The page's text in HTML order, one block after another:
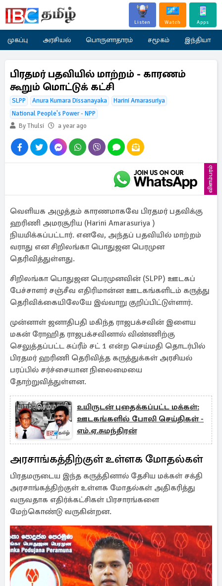
Listen Watch Apps
முகப்பு அரசியல் பொருளாதாரம் சமூகம் இந்தியா
பிரதமர் பதவியில் மாற்றம் - காரணம்
கூறும் மொட்டுக் கட்சி
SLPP Anura Kumara Dissanayaka
Harini Amarasuriya
National People's Power - NPP
By Thulsi
a year ago
விளம்பரம்
வெளியக அழுத்தம் காரணமாகவே பிரதமர் பதவிக்கு
ஹரிணி அமரசூரிய (Harini Amarasuriya )
நியமிக்கப்பட்டார். எனவே, அந்தப் பதவியில் மாற்றம்
வராது என சிறிலங்கா பொதுஜன பெரமுன
தெரிவித்துள்ளது.
சிறிலங்கா பொதுஜன பெரமுனவின் (SLPP) ஊடகப்
பேச்சாளர் சஞ்சீவ எதிரிமான்ன ஊடகங்களிடம் கருத்து
தெரிவிக்கையிலேயே இவ்வாறு குறிப்பிட்டுள்ளார்.
முன்னாள் ஜனாதிபதி மகிந்த ராஜபக்சவின் இளைய
மகன் ரோஹித ராஜபக்சவினால் விண்ணிற்கு
செலுத்தப்பட்ட சுப்ரீம் சட் 1 என்ற செய்மதி தொடர்பில்
பிரதமர் ஹரிணி தெரிவித்த கருத்துக்கள் அரசியல்
பரப்பில் சர்ச்சையான நிலைமையை
தோற்றுவித்துள்ளன.
உயிருடன் புதைக்கப்பட்ட மக்கள்:
ஊடகங்களில் போலி செய்திகள் -
எம்.ஏ.சுமந்திரன்
அரசாங்கத்திற்குள் உள்ளக மோதல்கள்
பிரதமருடைய இந்த கருத்தினால் தேசிய மக்கள் சக்தி
அரசாங்கத்திற்குள் உள்ளக மோதல்கள் அதிகரித்து
வருவதாக எதிர்க்கட்சிகள் பிரசாரங்களை
மேற்கொண்டு வருகின்றன.